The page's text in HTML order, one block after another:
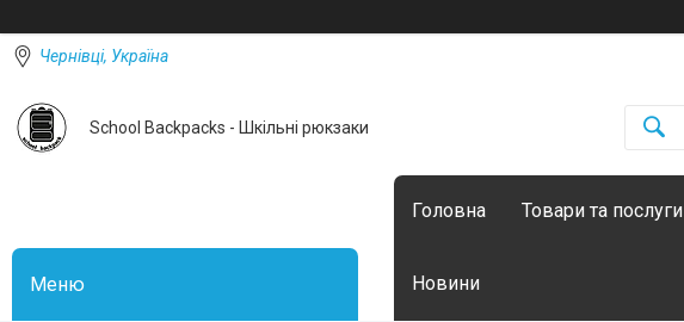
Чернівці, Україна
School Backpacks - Шкільні рюкзаки
Головна Товари та послуги
Новини